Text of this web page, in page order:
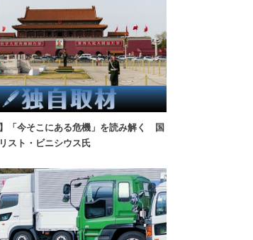
】「今そこにある危機」を読み解く 国
スト・ビニシウス氏